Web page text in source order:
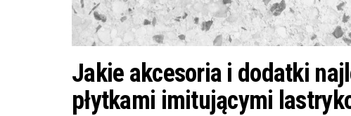
Jakie akcesoria i dodatki
płytkami imitującymi